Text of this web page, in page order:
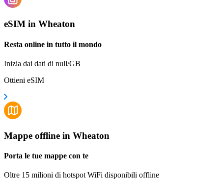
eSIM in Wheaton
Resta online in tutto il mondo
Inizia dai dati di null/GB
Ottieni eSIM
Mappe offline in Wheaton
Porta le tue mappe con te
Oltre 15 milioni di hotspot WiFi disponibili offline